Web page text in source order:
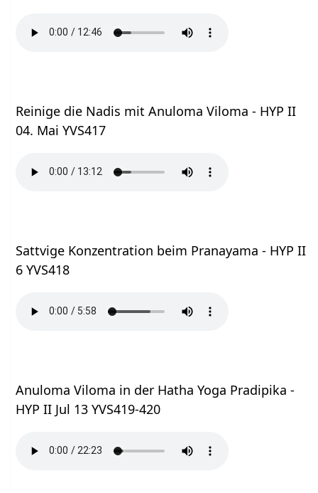
Reinige die Nadis mit Anuloma Viloma - HYP II
04. Mai YVS417
Sattvige Konzentration beim Pranayama - HYP II
6 YVS418
Anuloma Viloma in der Hatha Yoga Pradipika -
HYP II Jul 13 YVS419-420